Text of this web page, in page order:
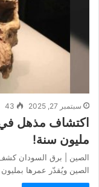
سبتمبر 27, 2025 43
اكتشاف مذهل في
مليون سنة!
الصين | برق السودان
الصين ويُقدّر عمرها